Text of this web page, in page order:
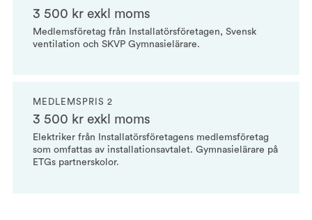
3 500 kr exkl moms
Medlemsföretag från Installatörsföretagen, Svensk
ventilation och SKVP Gymnasielärare.
MEDLEMSPRIS 2
3 500 kr exkl moms
Elektriker från Installatörsföretagens medlemsföretag
som omfattas av installationsavtalet. Gymnasielärare på
ETGs partnerskolor.